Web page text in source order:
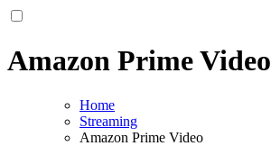
Amazon Prime Video
Home
Streaming
Amazon Prime Video